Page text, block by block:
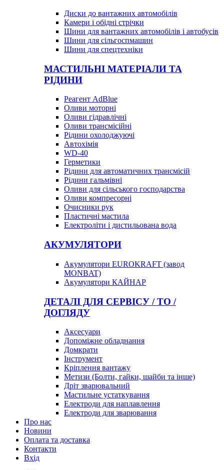
Диски до вантажних автомобілів
Камери і обідні стрічки
Шини для вантажних автомобілів і автобусів
Шини для сільгоспмашин
Шини для спецтехніки
МАСТИЛЬНІ МАТЕРІАЛИ ТА
РІДИНИ
Реагент AdBlue
Оливи моторні
Оливи гідравлічні
Оливи трансмісійні
Рідини охолоджуючі
Автохімія
WD-40
Герметики
Рідини для автоматичних трансмісій
Рідини гальмівні
Оливи для сільського господарства
Оливи компресорні
Очисники рук
Пластичні мастила
Електроліти і дистильована вода
АКУМУЛЯТОРИ
Акумулятори EUROKRAFT (завод
MONBAT)
Акумулятори КАЙНАР
ДЕТАЛІ ДЛЯ СЕРВІСУ / ТО /
ДОГЛЯДУ
Аксесуари
Допоміжне обладнання
Домкрати
Інструмент
Кріплення вантажу
Метизи (Болти, гайки, шайби та інше)
Дріт зварювальний
Мастильне устаткування
Електроди для наплавлення
Електроди для зварювання
Про нас
Новини
Оплата та доставка
Контакти
Вхiд